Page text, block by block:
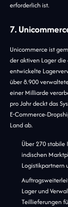
erforderlich ist.
7.
Unicommerce ist
der aktiven Lager
entwickelte
über 8.900
einer Milliarde
pro Jahr deckt das
E-Commerce-
Land ab.
Über 270
indischen
Logistikpartnern
Lager und
Teillieferungen